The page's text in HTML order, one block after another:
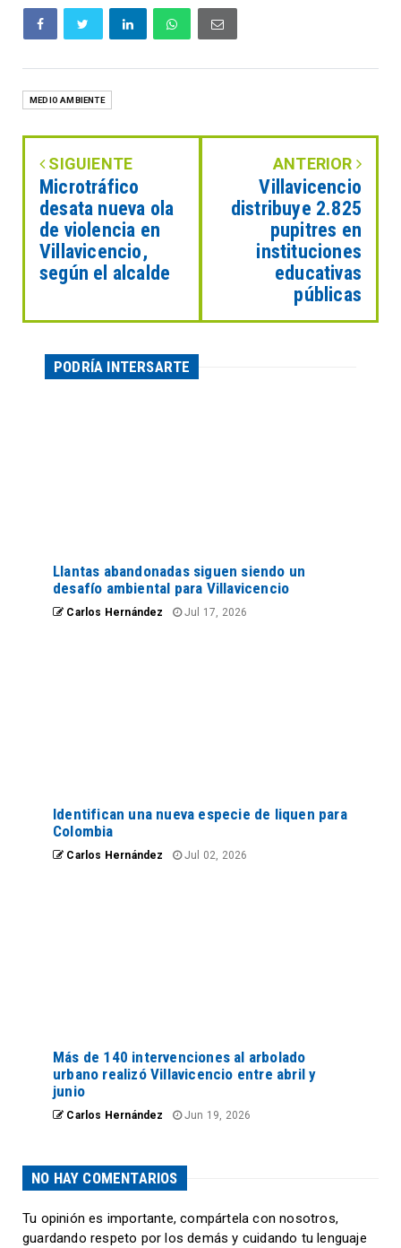
MEDIO AMBIENTE
SIGUIENTE
Microtráfico
desata nueva ola
de violencia en
Villavicencio,
según el alcalde
ANTERIOR
Villavicencio
distribuye 2.825
pupitres en
instituciones
educativas
públicas
PODRÍA INTERSARTE
Llantas abandonadas siguen siendo un
desafío ambiental para Villavicencio
Carlos Hernández Jul 17, 2026
Identifican una nueva especie de liquen para
Colombia
Carlos Hernández Jul 02, 2026
Más de 140 intervenciones al arbolado
urbano realizó Villavicencio entre abril y
junio
Carlos Hernández Jun 19, 2026
NO HAY COMENTARIOS
Tu opinión es importante, compártela con nosotros,
guardando respeto por los demás y cuidando tu lenguaje